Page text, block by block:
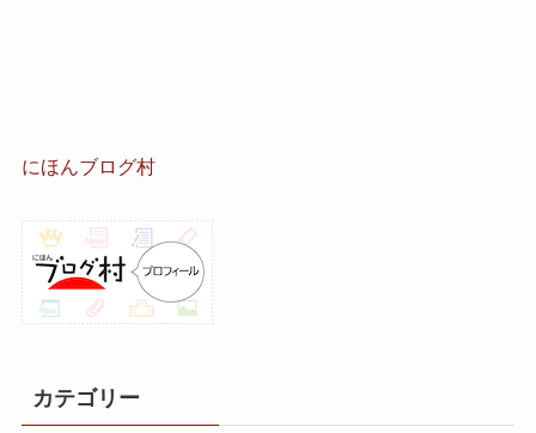
にほんブログ村
カテゴリー